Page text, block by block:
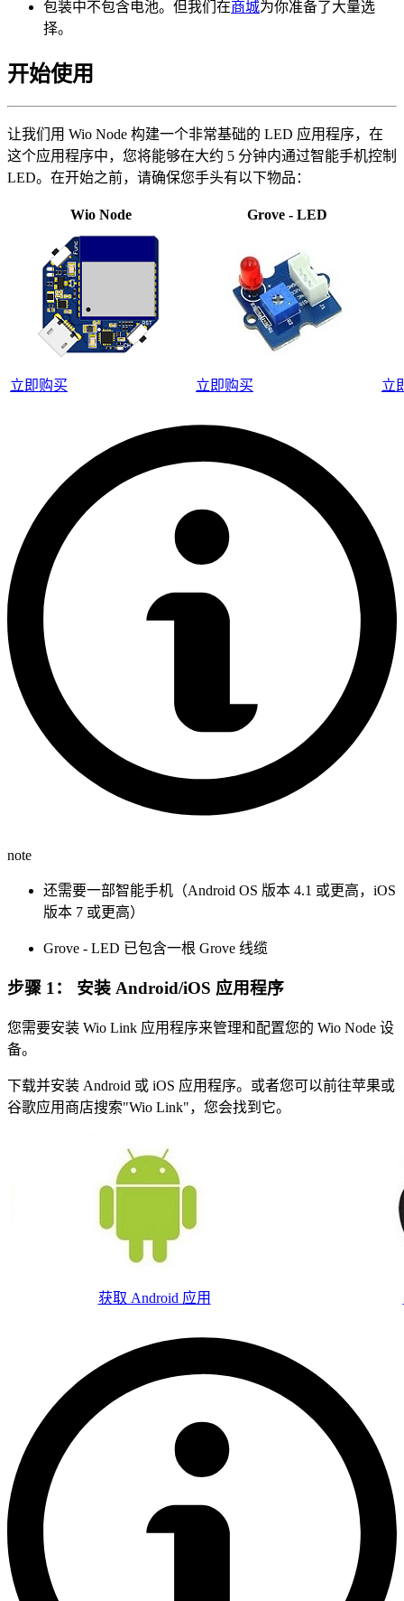
包装中不包含电池。但我们在商城为你准备了大量选
择。
开始使用
让我们用 Wio Node 构建一个非常基础的 LED 应用程序，在
这个应用程序中，您将能够在大约 5 分钟内通过智能手机控制
LED。在开始之前，请确保您手头有以下物品：
Wio Node Grove - LED
立即购买 立即购买 立
note
还需要一部智能手机（Android OS 版本 4.1 或更高，iOS
版本 7 或更高）
Grove - LED 已包含一根 Grove 线缆
步骤 1： 安装 Android/iOS 应用程序
您需要安装 Wio Link 应用程序来管理和配置您的 Wio Node 设
备。
下载并安装 Android 或 iOS 应用程序。或者您可以前往苹果或
谷歌应用商店搜索"Wio Link"，您会找到它。
获取 Android 应用